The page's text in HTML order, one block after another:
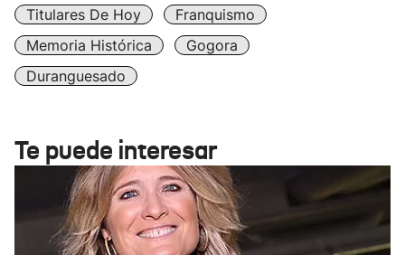
Titulares De Hoy
Franquismo
Memoria Histórica
Gogora
Duranguesado
Te puede interesar